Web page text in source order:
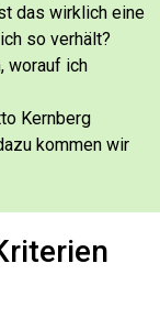
das wirklich eine
so verhält?
worauf ich
Kernberg
kommen wir